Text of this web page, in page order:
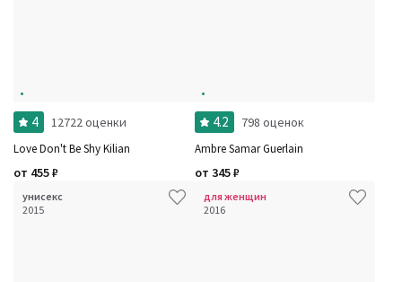
4 12722 оценки
Love Don't Be Shy Kilian
от 455₽
4.2 798 оценок
Ambre Samar Guerlain
от 345₽
унисекс
2015
для женщин
2016